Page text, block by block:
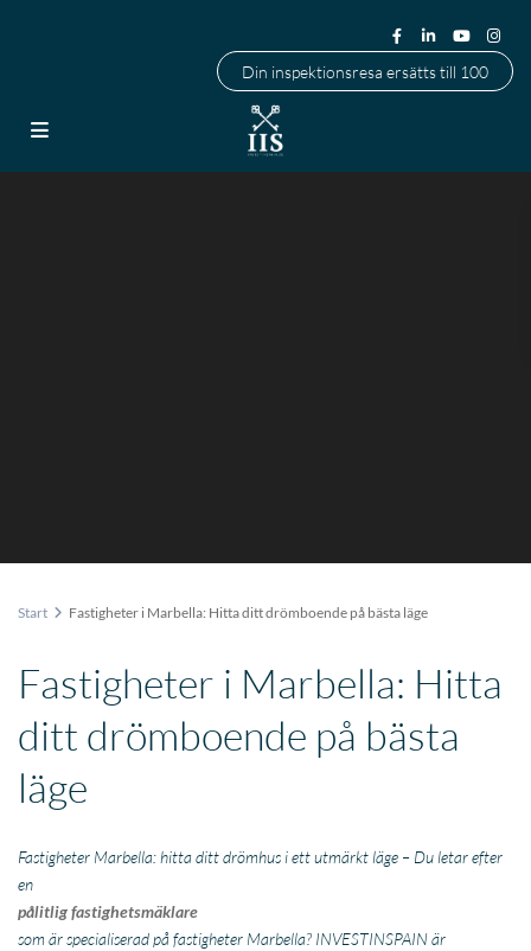
Din inspektionsresa ersätts till 100
Start Fastigheter i Marbella: Hitta ditt drömboende på bästa läge
Fastigheter i Marbella: Hitta
ditt drömboende på bästa
läge
Fastigheter Marbella: hitta ditt drömhus i ett utmärkt läge – Du letar efter
en
pålitlig fastighetsmäklare
som är specialiserad på fastigheter Marbella? INVESTINSPAIN är